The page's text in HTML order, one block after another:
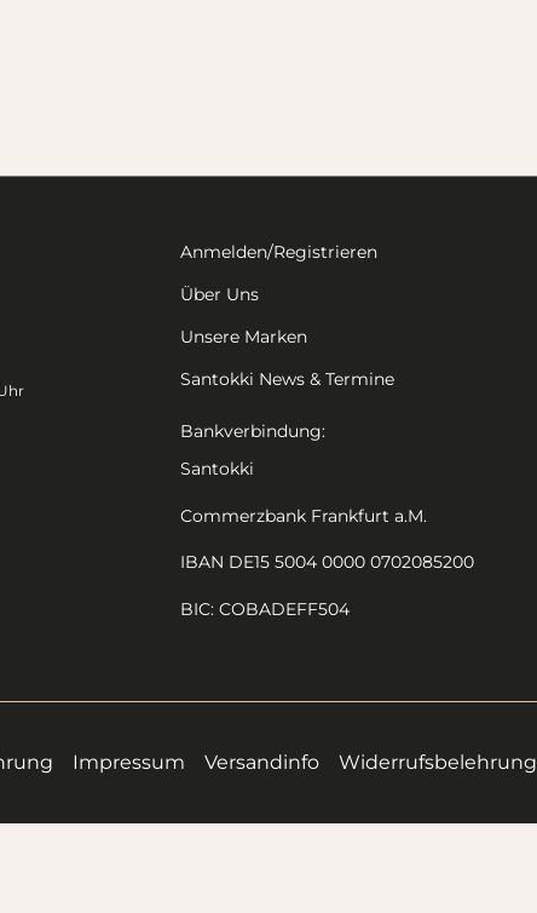
Anmelden/Registrieren
Über Uns
Unsere Marken
Santokki News & Termine
Bankverbindung:
Santokki
Commerzbank Frankfurt a.M.
IBAN DE15 5004 0000 0702085200
BIC: COBADEFF504
Impressum Versandinfo Widerrufsbelehrung